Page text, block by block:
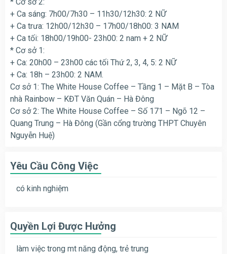
+ Ca sáng: 7h00/7h30 – 11h30/12h30: 2 NỮ
+ Ca trưa: 12h00/12h30 – 17h00/18h00: 3 NAM
+ Ca tối: 18h00/19h00- 23h00: 2 nam + 2 NỮ
* Cơ sở 1:
+ Ca: 20h00 – 23h00 các tối Thứ 2, 3, 4, 5: 2 NỮ
+ Ca: 18h – 23h00: 2 NAM.
Cơ sở 1: The White House Coffee – Tầng 1 – Mặt B – Tòa
nhà Rainbow – KĐT Văn Quán – Hà Đông
Cơ sở 2: The White House Coffee – Số 171 – Ngõ 12 –
Quang Trung – Hà Đông (Gần cổng trường THPT Chuyên
Nguyễn Huệ)
Yêu Cầu Công Việc
có kinh nghiệm
Quyền Lợi Được Hưởng
làm việc trong mt năng động, trẻ trung